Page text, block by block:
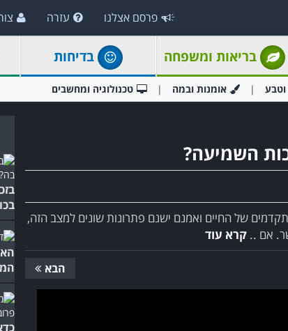
פרסם אצלנו עזרה
בריאות ומשפחה בדיחות
וטבע אומנות ובמה טכנולוגיה ומחשבים
השמיעה?
של החיים ואמנם ישנם פתרונות שונים למצב הזה,
אם .. קרא עוד
הבא